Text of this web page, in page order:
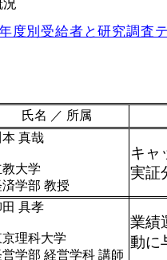
度別受給者と研究調査
氏名 ／ 所属
本 真哉
教大学
学部 教授
キャ
実証
田 具孝
京理科大学
営学部 経営学科 講師
業績
動に